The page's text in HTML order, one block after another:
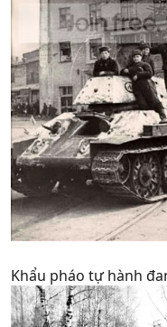
Khẩu pháo tự hành